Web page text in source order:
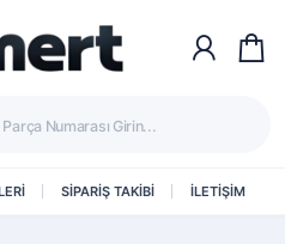
SİPARİŞ TAKİBİ İLETİŞİM